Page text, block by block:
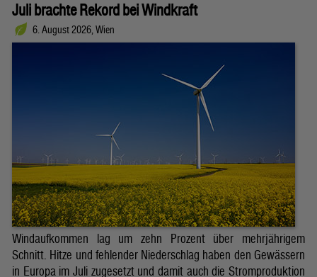
Juli brachte Rekord bei Windkraft
6. August 2026, Wien
Windaufkommen lag um zehn Prozent über mehrjährigem
Schnitt. Hitze und fehlender Niederschlag haben den Gewässern
in Europa im Juli zugesetzt und damit auch die Stromproduktion